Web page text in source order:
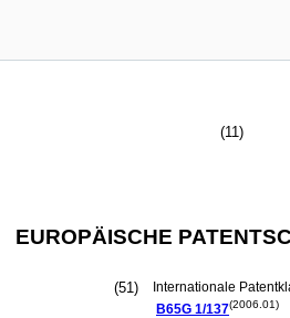
(11)
EUROPÄISCHE
(51)
Internationale
B65G 1/137(2006.01)